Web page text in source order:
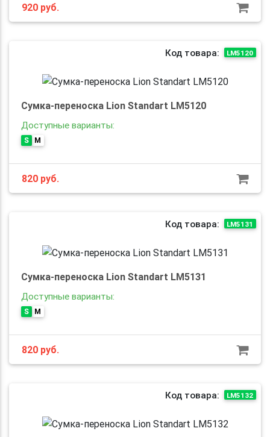
920 руб.
Код товара: LM5120
Сумка-переноска Lion Standart LM5120
Доступные варианты:
S M
820 руб.
Код товара: LM5131
Сумка-переноска Lion Standart LM5131
Доступные варианты:
S M
820 руб.
Код товара: LM5132